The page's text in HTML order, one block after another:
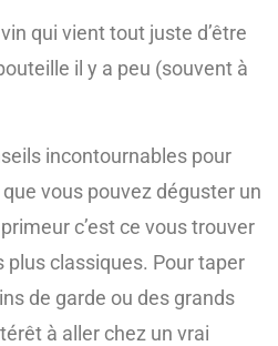
qui vient tout juste d’être
il y a peu (souvent à
incontournables pour
vous pouvez déguster un
c’est ce vous trouver
plus classiques. Pour taper
de garde ou des grands
à aller chez un vrai